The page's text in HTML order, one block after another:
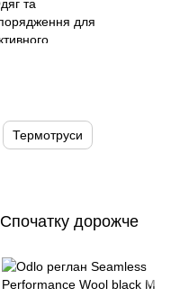
Термотруси
Спочатку дорожче